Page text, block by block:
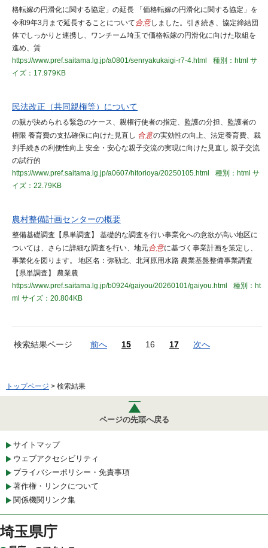
格転嫁の円滑化に関する協定」の延長 「価格転嫁の円滑化に関する協定」を
令和9年3月まで延長することについて合意しました。引き続き、協定締結団
体でしっかりと連携し、ワンチーム埼玉で価格転嫁の円滑化に向けた取組を
進め、賃
https://www.pref.saitama.lg.jp/a0801/senryakukaigi-r7-4.html
種別：html サ
イズ：17.979KB
民法改正（共同親権等）について
の親が決められる緊急のケース、親権行使者の指定、監護の分担、監護者の
権限 養育費の支払確保に向けた見直し 合意の実効性の向上、法定養育費、裁
判手続きの利便性向上 安全・安心な親子交流の実現に向けた見直し 親子交流
の試行的
https://www.pref.saitama.lg.jp/a0607/hitorioya/20250105.html
種別：html サ
イズ：22.79KB
農村整備計画センターの概要
整備基礎調査【県単調査】 基礎的な調査を行い事業化への意欲が高い地区に
ついては、さらに詳細な調査を行い、地元合意に基づく事業計画を策定し、
事業化を図ります。 地区名：弥勒北、北河原用水路 農業基盤整備事業調査
【県単調査】 農業農
https://www.pref.saitama.lg.jp/b0924/gaiyou/20260101/gaiyou.html
種別：ht
ml サイズ：20.804KB
検索結果ページ 前へ 15 16 17 次へ
トップページ > 検索結果
ページの先頭へ戻る
サイトマップ
ウェブアクセシビリティ
プライバシーポリシー・免責事項
著作権・リンクについて
関係機関リンク集
埼玉県庁